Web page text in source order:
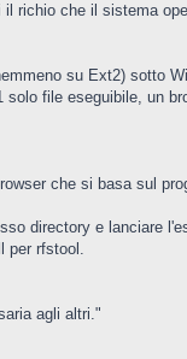
richio che il sistema
su Ext2) sotto
file eseguibile, un
che si basa sul
directory e lanciare
per rfstool.
agli altri."